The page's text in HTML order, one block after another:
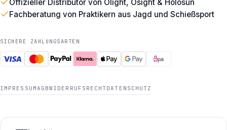
Offizieller Distributor von Olight, Osight & Holosun
Fachberatung von Praktikern aus Jagd und Schießsport
SICHERE ZAHLUNGSARTEN
IMPRESSUM AGBWIDERRUFSRECHT DATENSCHUTZ